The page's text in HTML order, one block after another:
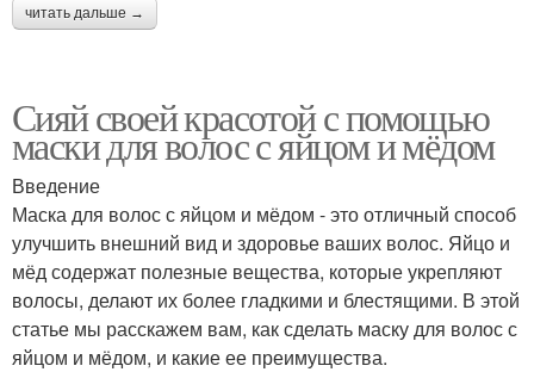
читать дальше →
Сияй своей красотой с помощью
маски для волос с яйцом и мёдом
Введение
Маска для волос с яйцом и мёдом - это отличный способ
улучшить внешний вид и здоровье ваших волос. Яйцо и
мёд содержат полезные вещества, которые укрепляют
волосы, делают их более гладкими и блестящими. В этой
статье мы расскажем вам, как сделать маску для волос с
яйцом и мёдом, и какие ее преимущества.